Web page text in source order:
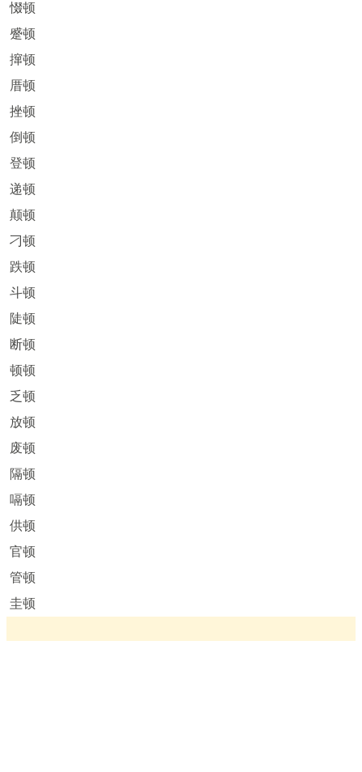
惙顿
蹙顿
撺顿
厝顿
挫顿
倒顿
登顿
递顿
颠顿
刁顿
跌顿
斗顿
陡顿
断顿
顿顿
乏顿
放顿
废顿
隔顿
嗝顿
供顿
官顿
管顿
圭顿